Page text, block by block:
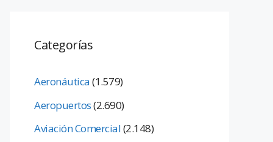
Categorías
Aeronáutica(1.579)
Aeropuertos(2.690)
Aviación Comercial(2.148)